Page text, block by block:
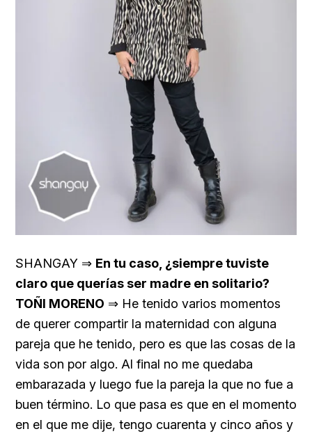
SHANGAY ⇒ En tu caso, ¿siempre tuviste
claro que querías ser madre en solitario?
TOÑI MORENO ⇒ He tenido varios momentos
de querer compartir la maternidad con alguna
pareja que he tenido, pero es que las cosas de la
vida son por algo. Al final no me quedaba
embarazada y luego fue la pareja la que no fue a
buen término. Lo que pasa es que en el momento
en el que me dije, tengo cuarenta y cinco años y